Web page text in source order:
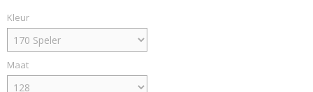
Kleur
Maat